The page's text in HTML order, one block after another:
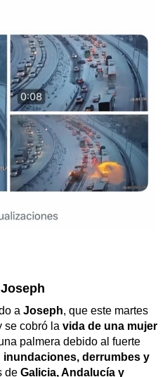
a Joseph, que este martes
se cobró la vida de una mujer
palmera debido al fuerte
inundaciones, derrumbes y
de Galicia, Andalucía y